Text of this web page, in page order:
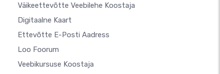
Väikeettevõtte Veebilehe Koostaja
Digitaalne Kaart
Ettevõtte E-Posti Aadress
Loo Foorum
Veebikursuse Koostaja